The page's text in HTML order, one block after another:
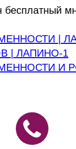
|
| ЛАПИНО-1
И